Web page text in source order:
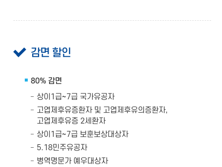
감면 할인
80% 감면
상이1급~7급 국가유공자
고엽제후유증환자 및 고엽제후유의증환자,
고엽제후유증 2세환자
상이1급~7급 보훈보상대상자
5.18민주유공자
병역명문가 예우대상자